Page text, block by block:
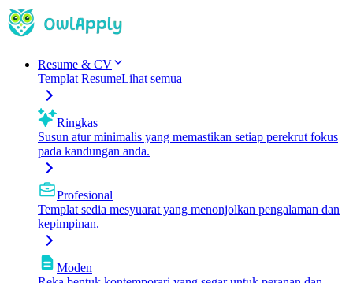
Resume & CV
Templat ResumeLihat semua
Ringkas
Susun atur minimalis yang memastikan setiap perekrut fokus
pada kandungan anda.
Profesional
Templat sedia mesyuarat yang menonjolkan pengalaman dan
kepimpinan.
Moden